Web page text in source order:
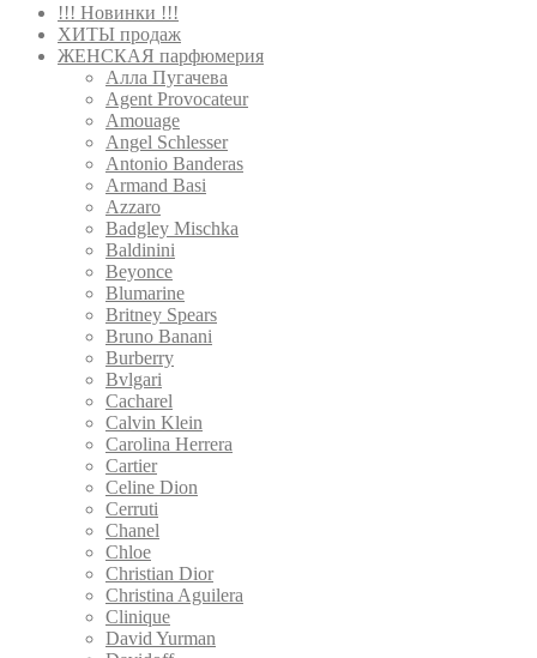
!!! Новинки !!!
ХИТЫ продаж
ЖЕНСКАЯ парфюмерия
Алла Пугачева
Agent Provocateur
Amouage
Angel Schlesser
Antonio Banderas
Armand Basi
Azzaro
Badgley Mischka
Baldinini
Beyonce
Blumarine
Britney Spears
Bruno Banani
Burberry
Bvlgari
Cacharel
Calvin Klein
Carolina Herrera
Cartier
Celine Dion
Cerruti
Chanel
Chloe
Christian Dior
Christina Aguilera
Clinique
David Yurman